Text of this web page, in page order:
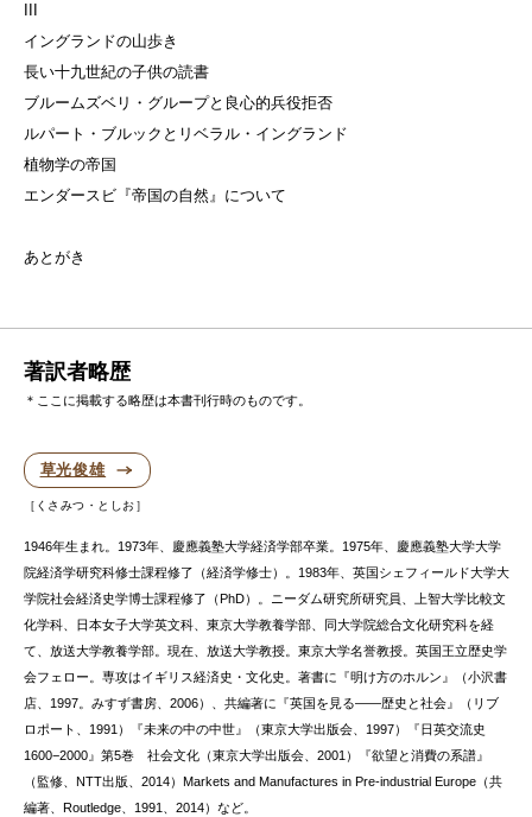
イングランドの山歩き
長い十九世紀の子供の読書
ブルームズベリ・グループと良心的兵役拒否
ルパート・ブルックとリベラル・イングランド
植物学の帝国
エンダースビ『帝国の自然』について
あとがき
著訳者略歴
＊ここに掲載する略歴は本書刊行時のものです。
草光俊雄
くさみつ・としお
1946年生まれ。1973年、慶應義塾大学経済学部卒業。1975年、慶應義塾大学大学
院経済学研究科修士課程修了（経済学修士）。1983年、英国シェフィールド大学大
学院社会経済史学博士課程修了（PhD）。ニーダム研究所研究員、上智大学比較文
化学科、日本女子大学英文科、東京大学教養学部、同大学院総合文化研究科を経
て、放送大学教養学部。現在、放送大学教授。東京大学名誉教授。英国王立歴史学
会フェロー。専攻はイギリス経済史・文化史。著書に『明け方のホルン』（小沢書
店、1997。みすず書房、2006）、共編著に『英国を見る——歴史と社会』（リブ
ロポート、1991）『未来の中の中世』（東京大学出版会、1997）『日英交流史
1600−2000』第5巻 社会文化（東京大学出版会、2001）『欲望と消費の系譜』
（監修、NTT出版、2014）Markets and Manufactures in Pre-industrial Europe（共
編著、Routledge、1991、2014）など。